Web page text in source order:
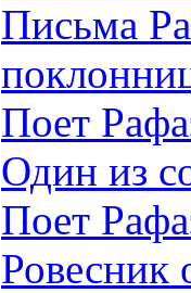
Письма
Поет
Один из
Поет
Ровесник